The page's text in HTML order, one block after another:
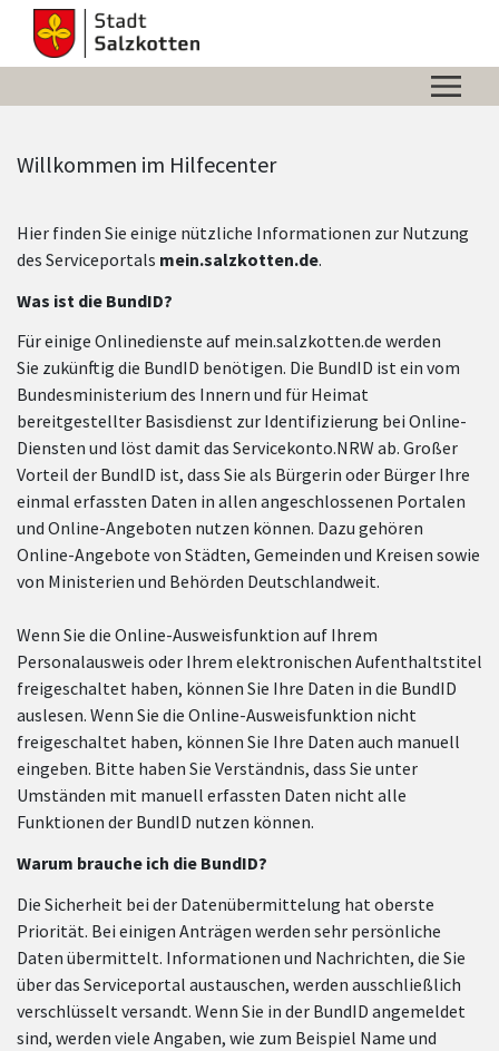
Zum Header
Zum Hauptinhalt
Zum Footer
Zum Hauptinhalt springen
Willkommen im Hilfecenter
Hier finden Sie einige nützliche Informationen zur Nutzung
des Serviceportals mein.salzkotten.de.
Was ist die BundID?
Für einige Onlinedienste auf mein.salzkotten.de werden
Sie zukünftig die BundID benötigen. Die BundID ist ein vom
Bundesministerium des Innern und für Heimat
bereitgestellter Basisdienst zur Identifizierung bei Online-
Diensten und löst damit das Servicekonto.NRW ab. Großer
Vorteil der BundID ist, dass Sie als Bürgerin oder Bürger Ihre
einmal erfassten Daten in allen angeschlossenen Portalen
und Online-Angeboten nutzen können. Dazu gehören
Online-Angebote von Städten, Gemeinden und Kreisen sowie
von Ministerien und Behörden Deutschlandweit.
Wenn Sie die Online-Ausweisfunktion auf Ihrem
Personalausweis oder Ihrem elektronischen Aufenthaltstitel
freigeschaltet haben, können Sie Ihre Daten in die BundID
auslesen. Wenn Sie die Online-Ausweisfunktion nicht
freigeschaltet haben, können Sie Ihre Daten auch manuell
eingeben. Bitte haben Sie Verständnis, dass Sie unter
Umständen mit manuell erfassten Daten nicht alle
Funktionen der BundID nutzen können.
Warum brauche ich die BundID?
Die Sicherheit bei der Datenübermittelung hat oberste
Priorität. Bei einigen Anträgen werden sehr persönliche
Daten übermittelt. Informationen und Nachrichten, die Sie
über das Serviceportal austauschen, werden ausschließlich
verschlüsselt versandt. Wenn Sie in der BundID angemeldet
sind, werden viele Angaben, wie zum Beispiel Name und